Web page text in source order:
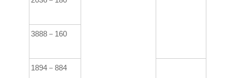
3888－160
1894－884